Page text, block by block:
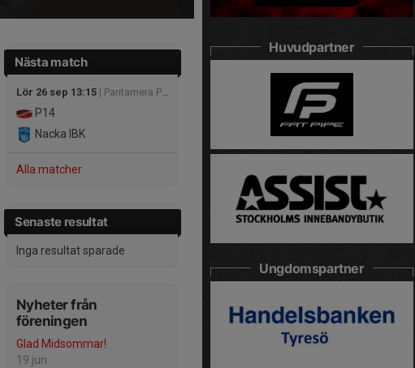
Nästa match
Lör 26 sep 13:15 | Pantamera Pojkar 2014 B Södra
P14
Nacka IBK
Alla matcher
Senaste resultat
Inga resultat sparade
Nyheter från
föreningen
Glad Midsommar!
19 jun
Huvudpartner
Ungdomspartner